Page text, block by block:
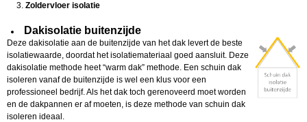
Zoldervloer isolatie
Dakisolatie buitenzijde
Deze dakisolatie aan de buitenzijde van het dak levert de beste
isolatiewaarde, doordat het isolatiemateriaal goed aansluit. Deze
dakisolatie methode heet “warm dak” methode. Een schuin dak
isoleren vanaf de buitenzijde is wel een klus voor een
professioneel bedrijf. Als het dak toch gerenoveerd moet worden
en de dakpannen er af moeten, is deze methode van schuin dak
isoleren ideaal.